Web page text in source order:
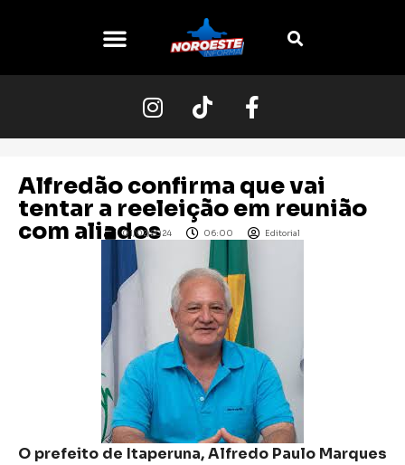
Alfredão confirma que vai
tentar a reeleição em reunião
com aliados
01/02/2024 06:00 Editorial
O prefeito de Itaperuna, Alfredo Paulo Marques